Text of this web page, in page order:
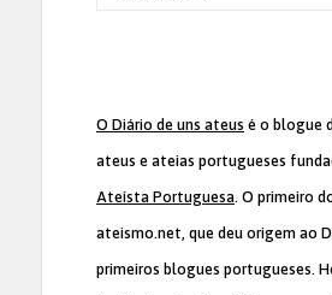
O Diário de uns ateus é o blogue
ateus e ateias portugueses
Ateísta Portuguesa. O primeiro
ateismo.net, que deu origem ao
primeiros blogues portugueses.